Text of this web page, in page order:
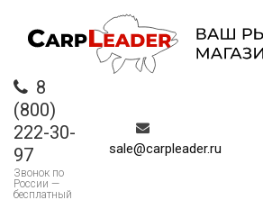
8
(800)
222-30-
97
Звонок по
России —
бесплатный
sale@carpleader.ru